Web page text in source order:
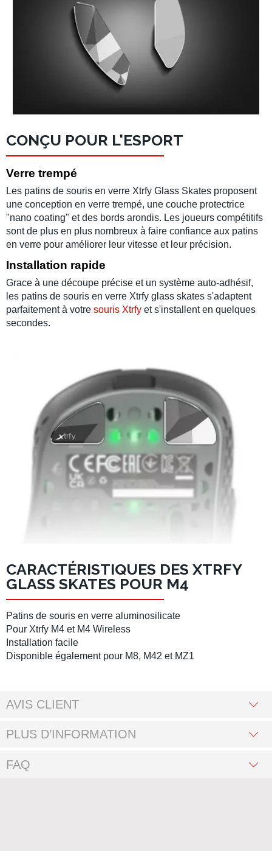
CONÇU POUR L'ESPORT
Verre trempé
Les patins de souris en verre Xtrfy Glass Skates proposent
une conception en verre trempé, une couche protectrice
"nano coating" et des bords arondis. Les joueurs compétitifs
sont de plus en plus nombreux à faire confiance aux patins
en verre pour améliorer leur vitesse et leur précision.
Installation rapide
Grace à une découpe précise et un système auto-adhésif,
les patins de souris en verre Xtrfy glass skates s'adaptent
parfaitement à votre souris Xtrfy et s'installent en quelques
secondes.
CARACTÉRISTIQUES DES XTRFY
GLASS SKATES POUR M4
Patins de souris en verre aluminosilicate
Pour Xtrfy M4 et M4 Wireless
Installation facile
Disponible également pour M8, M42 et MZ1
AVIS CLIENT
PLUS D’INFORMATION
FAQ